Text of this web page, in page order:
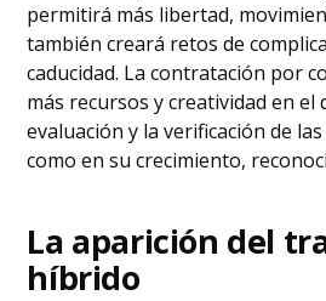
permitirá más libertad,
también creará retos de
caducidad. La contratación por
más recursos y creatividad en el
evaluación y la verificación de
como en su crecimiento,
La aparición del
híbrido